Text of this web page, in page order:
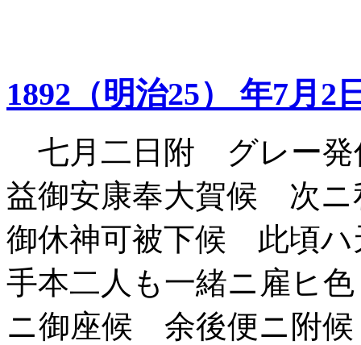
1892（明治25） 年7月2
七月二日附 グレー
益御安康奉大賀候 次ニ
御休神可被下候 此頃ハ
手本二人も一緒ニ雇ヒ
ニ御座候 余後便ニ